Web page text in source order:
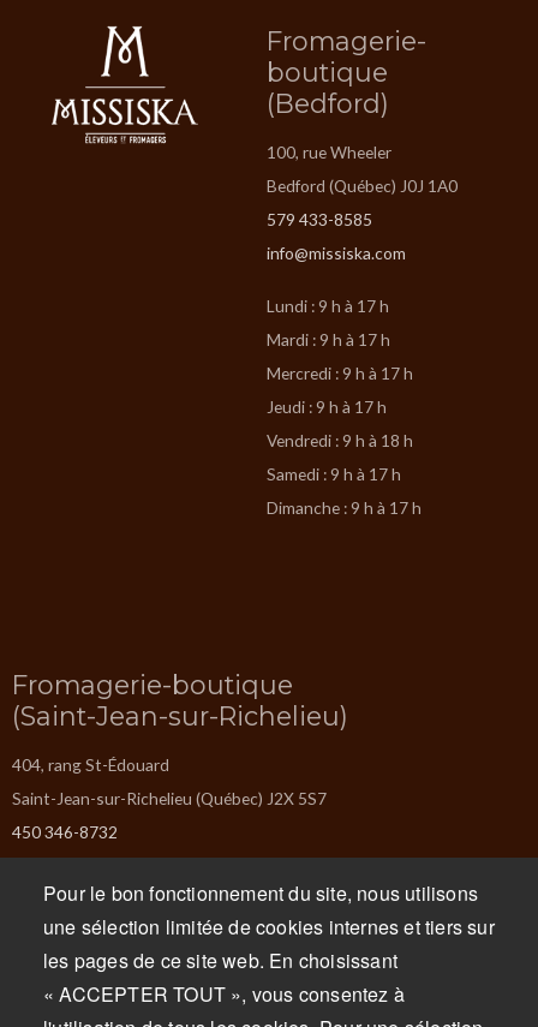
Fromagerie-
boutique
(Bedford)
100, rue Wheeler
Bedford (Québec) J0J 1A0
579 433-8585
info@missiska.com
Lundi : 9 h à 17 h
Mardi : 9 h à 17 h
Mercredi : 9 h à 17 h
Jeudi : 9 h à 17 h
Vendredi : 9 h à 18 h
Samedi : 9 h à 17 h
Dimanche : 9 h à 17 h
Fromagerie-boutique
(Saint-Jean-sur-Richelieu)
404, rang St-Édouard
Saint-Jean-sur-Richelieu (Québec) J2X 5S7
450 346-8732
Lundi : Fermé
Mardi : Fermé
Mercredi : 9 h à 17 h
Jeudi : 9 h à 17 h
Pour le bon fonctionnement du site, nous utilisons
une sélection limitée de cookies internes et tiers sur
les pages de ce site web. En choisissant
« ACCEPTER TOUT », vous consentez à